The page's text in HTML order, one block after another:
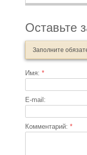
Оставьте
Заполните
Имя: *
E-mail:
Комментарий: *